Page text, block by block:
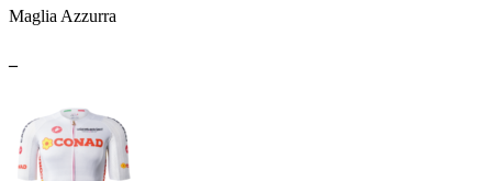
Maglia Azzurra